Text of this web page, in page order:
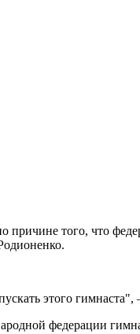
того, что
этого
федерации